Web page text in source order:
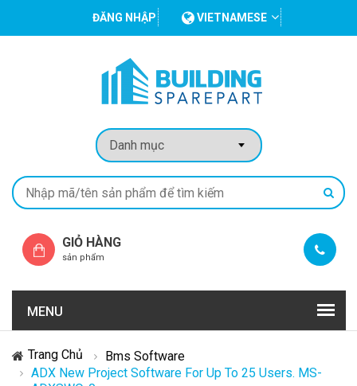
ĐĂNG NHẬP VIETNAMESE
GIỎ HÀNG
sản phẩm
MENU
Trang Chủ
Bms Software
ADX New Project Software For Up To 25 Users. MS-